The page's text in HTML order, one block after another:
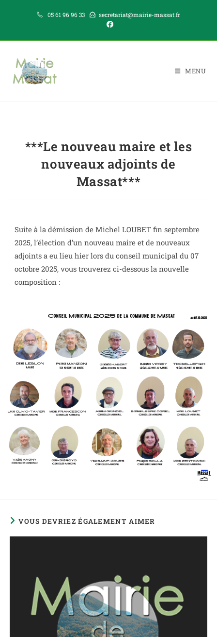
05 61 96 96 33 secretariat@mairie-massat.fr
MENU
***Le nouveau maire et les
nouveaux adjoints de
Massat***
Suite à la démission de Michel LOUBET fin septembre
2025, l’élection d’un nouveau maire et de nouveaux
adjoints a eu lieu hier lors du conseil municipal du 07
octobre 2025, vous trouverez ci-dessous la nouvelle
composition :
VOUS DEVRIEZ ÉGALEMENT AIMER